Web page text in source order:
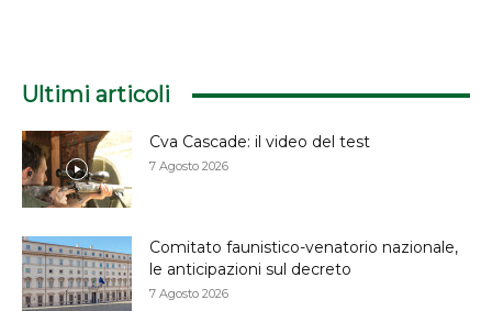
Ultimi articoli
Cva Cascade: il video del test
7 Agosto 2026
Comitato faunistico-venatorio nazionale,
le anticipazioni sul decreto
7 Agosto 2026